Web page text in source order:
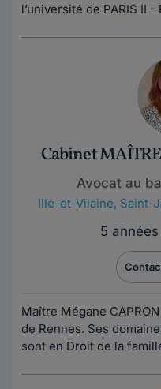
l’université de PARIS II -
Cabinet
Avocat au
Ille-et-Vilaine, Saint-
5
Maître Mégane
de Rennes. Ses
sont en Droit de la